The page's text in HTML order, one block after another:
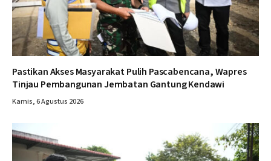
Pastikan Akses Masyarakat Pulih Pascabencana, Wapres
Tinjau Pembangunan Jembatan Gantung Kendawi
Kamis, 6 Agustus 2026